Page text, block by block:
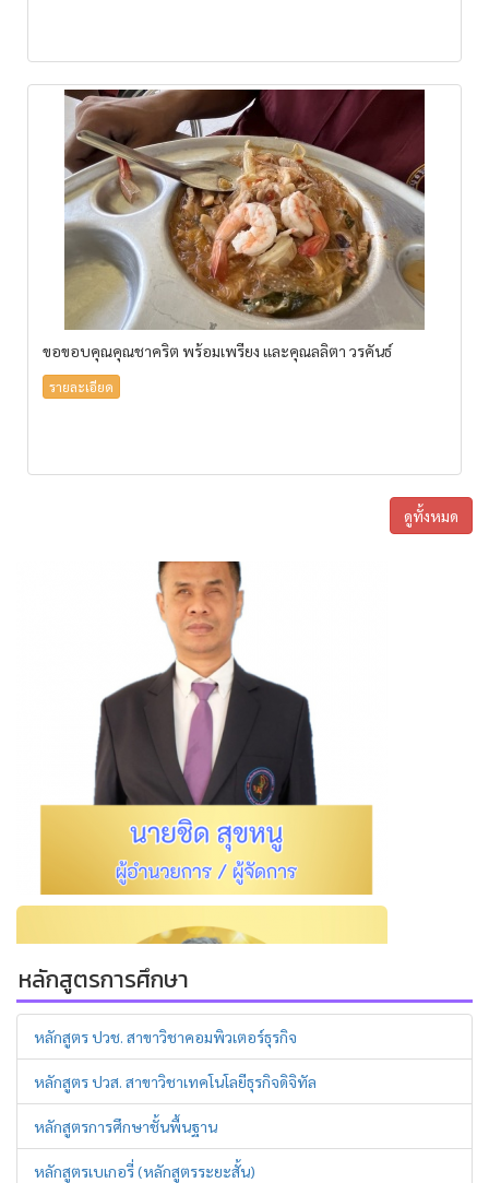
ขอขอบคุณคุณชาคริต พร้อมเพรียง และคุณลลิตา วรคันธ์
รายละเอียด
ดูทั้งหมด
หลักสูตรการศึกษา
หลักสูตร ปวช. สาขาวิชาคอมพิวเตอร์ธุรกิจ
หลักสูตร ปวส. สาขาวิชาเทคโนโลยีธุรกิจดิจิทัล
หลักสูตรการศึกษาชั้นพื้นฐาน
หลักสูตรเบเกอรี่ (หลักสูตรระยะสั้น)